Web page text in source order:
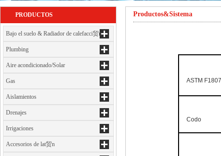
PRODUCTOS
Bajo el suelo & Radiador de calefacci贸n
Plumbing
Aire acondicionado/Solar
Gas
Aislamientos
Drenajes
Irrigaciones
Accesorios de lat贸n
Productos&Sistema
ASTM F1807
Codo